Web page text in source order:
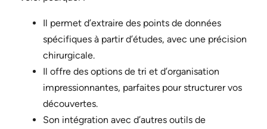
Il permet d’extraire des points de données
spécifiques à partir d’études, avec une précision
chirurgicale.
Il offre des options de tri et d’organisation
impressionnantes, parfaites pour structurer vos
découvertes.
Son intégration avec d’autres outils de